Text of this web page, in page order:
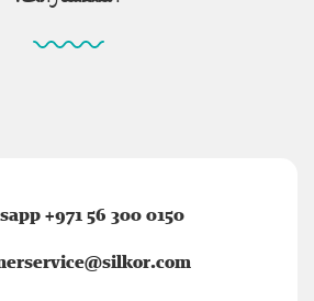
+971 56 300 0150